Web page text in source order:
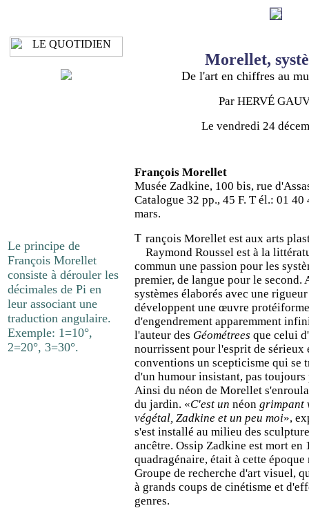
Morellet,
De l'art en chiffres au
Par HERVÉ
Le vendredi 24
Le principe de
François Morellet
consiste à dérouler les
décimales de Pi en
leur associant une
traduction angulaire.
Exemple: 1=10°,
2=20°, 3=30°.
François Morellet
Musée Zadkine, 100 bis, rue
Catalogue 32 pp., 45 F. T él.: 01 40
mars.
rançois Morellet est aux arts
Raymond Roussel est à la
commun une passion pour les
premier, de langue pour le second.
systèmes élaborés avec une
développent une œuvre
d'engendrement apparemment
l'auteur des Géométrees que celui d'
nourrissent pour l'esprit de sérieux
conventions un scepticisme qui se
d'un humour insistant, pas
Ainsi du néon de Morellet
du jardin. «C'est un néon grimpant
végétal, Zadkine et un peu moi»,
s'est installé au milieu des
ancêtre. Ossip Zadkine est mort
quadragénaire, était à cette époque
Groupe de recherche d'art visuel,
à grands coups de cinétisme et
genres.